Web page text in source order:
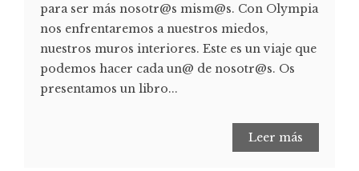
para ser más nosotr@s mism@s. Con Olympia
nos enfrentaremos a nuestros miedos,
nuestros muros interiores. Este es un viaje que
podemos hacer cada un@ de nosotr@s. Os
presentamos un libro...
Leer más